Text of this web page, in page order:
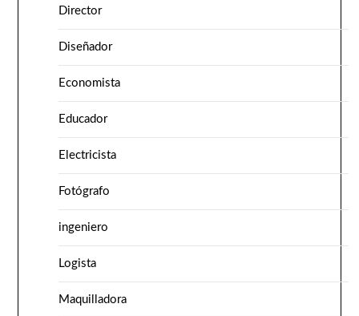
Director
Diseñador
Economista
Educador
Electricista
Fotógrafo
ingeniero
Logista
Maquilladora